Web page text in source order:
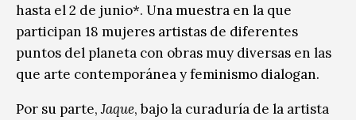
hasta el 2 de junio*. Una muestra en la que
participan 18 mujeres artistas de diferentes
puntos del planeta con obras muy diversas en las
que arte contemporánea y feminismo dialogan.
Por su parte,Jaque, bajo la curaduría de la artista